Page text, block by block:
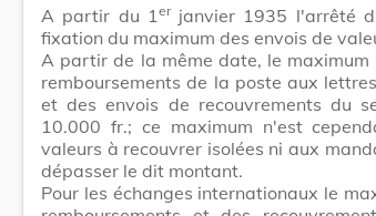
A partir du 1 erjanvier 1935 l'arrêté
fixation du maximum des envois de
A partir de la même date, le
remboursements de la poste aux
et des envois de recouvrements du
10.000 fr.; ce maximum n'est
valeurs à recouvrer isolées ni aux
dépasser le dit montant.
Pour les échanges internationaux le